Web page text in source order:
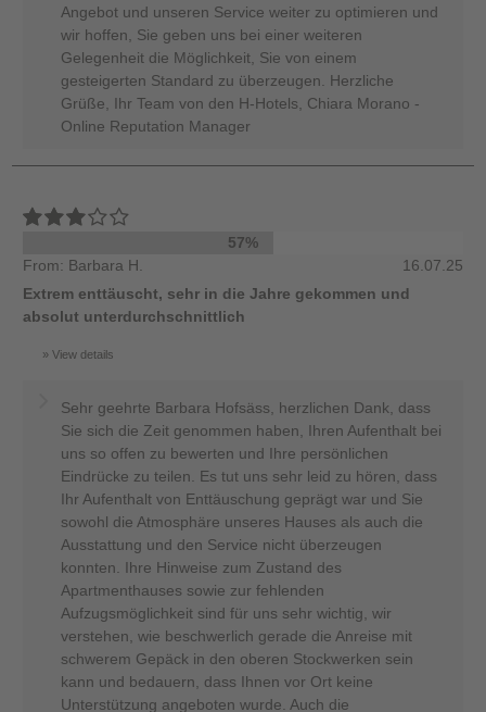
Angebot und unseren Service weiter zu optimieren und
wir hoffen, Sie geben uns bei einer weiteren
Gelegenheit die Möglichkeit, Sie von einem
gesteigerten Standard zu überzeugen. Herzliche
Grüße, Ihr Team von den H-Hotels, Chiara Morano -
Online Reputation Manager
57%
From: Barbara H.
16.07.25
Extrem enttäuscht, sehr in die Jahre gekommen und
absolut unterdurchschnittlich
View details
Sehr geehrte Barbara Hofsäss, herzlichen Dank, dass
Sie sich die Zeit genommen haben, Ihren Aufenthalt bei
uns so offen zu bewerten und Ihre persönlichen
Eindrücke zu teilen. Es tut uns sehr leid zu hören, dass
Ihr Aufenthalt von Enttäuschung geprägt war und Sie
sowohl die Atmosphäre unseres Hauses als auch die
Ausstattung und den Service nicht überzeugen
konnten. Ihre Hinweise zum Zustand des
Apartmenthauses sowie zur fehlenden
Aufzugsmöglichkeit sind für uns sehr wichtig, wir
verstehen, wie beschwerlich gerade die Anreise mit
schwerem Gepäck in den oberen Stockwerken sein
kann und bedauern, dass Ihnen vor Ort keine
Unterstützung angeboten wurde. Auch die